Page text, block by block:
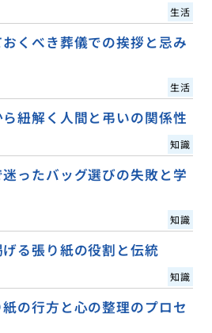
生活
くべき葬儀での挨拶と忌み
生活
紐解く人間と弔いの関係性
知識
ったバッグ選びの失敗と学
知識
る張り紙の役割と伝統
知識
の行方と心の整理のプロセ